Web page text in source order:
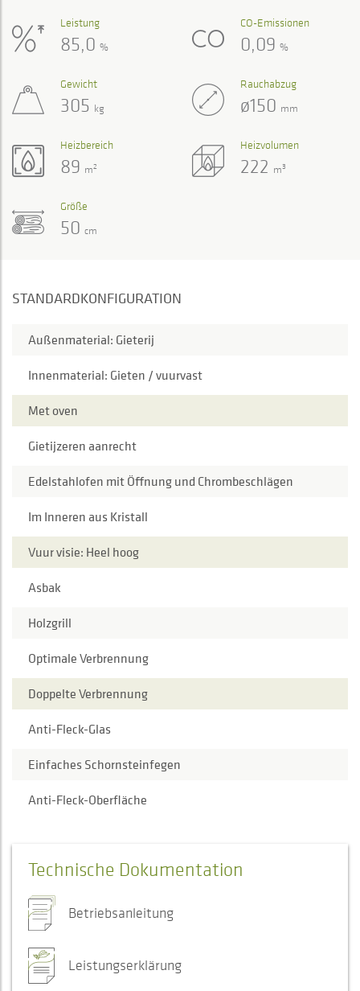
Leistung
85,0 %
CO-Emissionen
0,09 %
Heizvolumen
222 m3
Heizbereich
89 m2
Gewicht
305 kg
Rauchabzug
ø150 mm
Größe
50 cm
STANDARDKONFIGURATION
Außenmaterial: Gieterij
Innenmaterial: Gieten / vuurvast
Met oven
Gietijzeren aanrecht
Edelstahlofen mit Öffnung und Chrombeschlägen
Im Inneren aus Kristall
Vuur visie: Heel hoog
Asbak
Holzgrill
Optimale Verbrennung
Doppelte Verbrennung
Anti-Fleck-Glas
Einfaches Schornsteinfegen
Anti-Fleck-Oberfläche
Technische Dokumentation
Betriebsanleitung
Leistungserklärung